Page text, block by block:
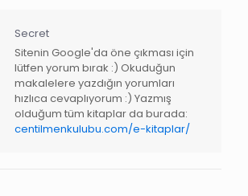
Secret
Sitenin Google'da öne çıkması için
lütfen yorum bırak :) Okuduğun
makalelere yazdığın yorumları
hızlıca cevaplıyorum :) Yazmış
olduğum tüm kitaplar da burada:
centilmenkulubu.com/e-kitaplar/